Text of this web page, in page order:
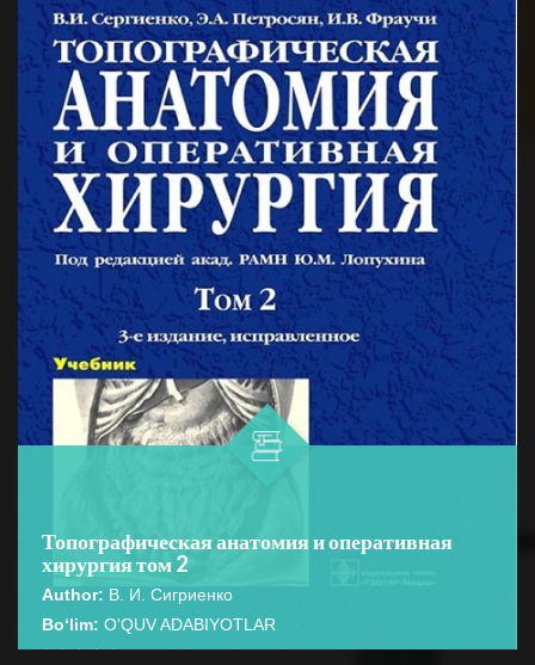
и профилактики меланомы...
Топографическая анатомия и оперативная
хирургия том 2
Author: В. И. Сигриенко
Bo‘lim: O'QUV ADABIYOTLAR
☆
☆
☆
☆
☆